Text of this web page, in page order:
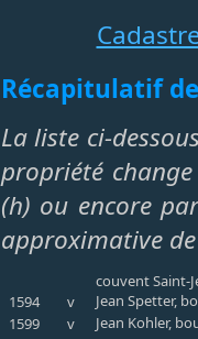
Récapitulatif
La liste ci-
propriété
(h) ou encore
approximative
couvent Saint-
1594
v
Jean Spetter,
1599
v
Jean Kohler,